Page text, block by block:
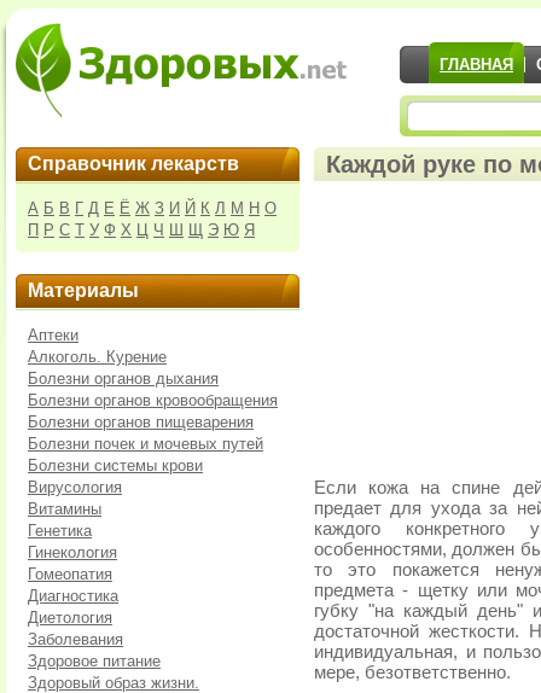
ГЛАВНАЯ
Справочник лекарств
А Б В Г Д Е Ё Ж З И Й К Л М Н О
П Р С Т У Ф Х Ц Ч Ш Щ Э Ю Я
Материалы
Аптеки
Алкоголь. Курение
Болезни органов дыхания
Болезни органов кровообращения
Болезни органов пищеварения
Болезни почек и мочевых путей
Болезни системы крови
Вирусология
Витамины
Генетика
Гинекология
Гомеопатия
Диагностика
Диетология
Заболевания
Здоровое питание
Здоровый образ жизни.
Каждой руке по
Если кожа на спине
предает для ухода за
каждого конкретного
особенностями, должен
то это покажется
предмета - щетку или
губку "на каждый день"
достаточной
индивидуальная, и
мере, безответственно.